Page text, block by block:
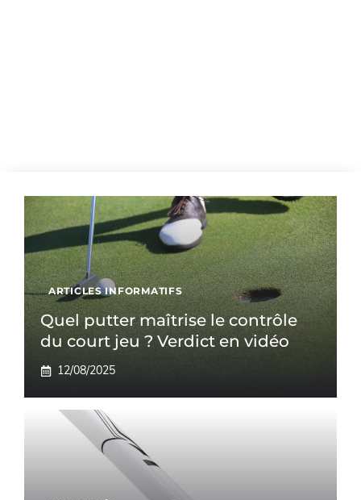
ARTICLES INFORMATIFS
Quel putter maîtrise le contrôle
du court jeu ? Verdict en vidéo
12/08/2025